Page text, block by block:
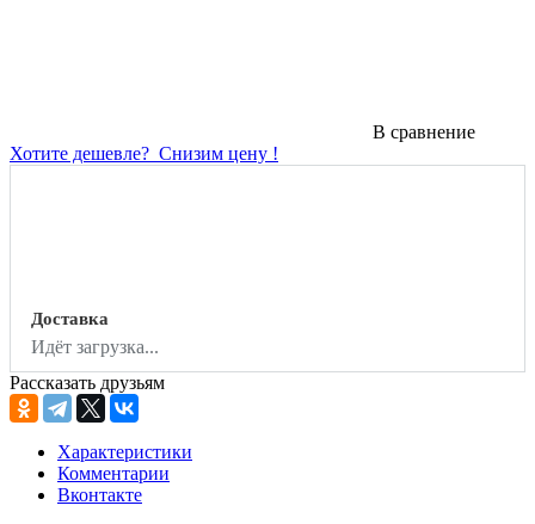
В сравнение
Хотите дешевле? Снизим цену !
Доставка
Идёт загрузка...
Рассказать друзьям
Характеристики
Комментарии
Вконтакте